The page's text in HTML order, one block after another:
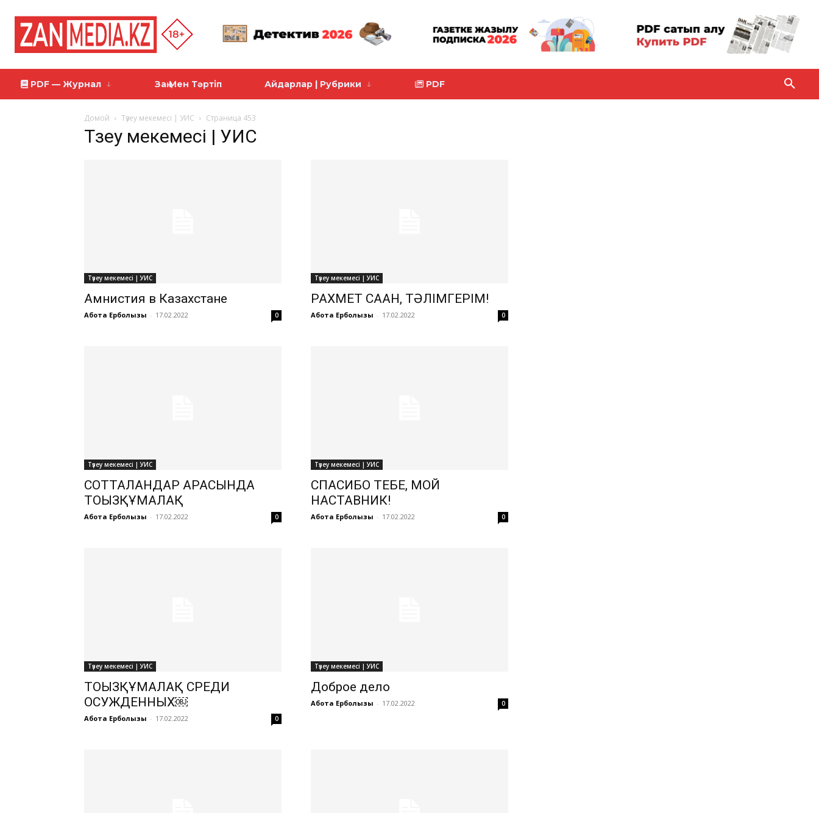
PDF — Журнал Заң Мен Тәртіп Айдарлар | Рубрики PDF
Домой Түзеу мекемесі | УИС Страница 453
Түзеу мекемесі | УИС
Түзеу мекемесі | УИС
Амнистия в Казахстане
Ақбота Ерболқызы - 17.02.2022 0
Түзеу мекемесі | УИС
РАХМЕТ САҒАН, ТӘЛІМГЕРІМ!
Ақбота Ерболқызы - 17.02.2022 0
Түзеу мекемесі | УИС
СОТТАЛҒАНДАР АРАСЫНДА
ТОҒЫЗҚҰМАЛАҚ
Ақбота Ерболқызы - 17.02.2022 0
Түзеу мекемесі | УИС
СПАСИБО ТЕБЕ, МОЙ
НАСТАВНИК!
Ақбота Ерболқызы - 17.02.2022 0
Түзеу мекемесі | УИС
ТОҒЫЗҚҰМАЛАҚ СРЕДИ
ОСУЖДЕННЫХ￼
Ақбота Ерболқызы - 17.02.2022 0
Түзеу мекемесі | УИС
Доброе дело
Ақбота Ерболқызы - 17.02.2022 0